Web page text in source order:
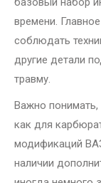
времени.
соблюдать
другие детали
травму.
Важно понимать,
как для
модификаций
наличии